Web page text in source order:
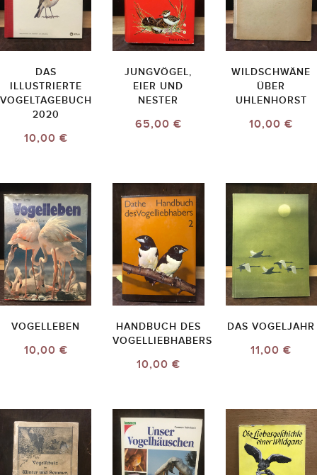
DAS
ILLUSTRIERTE
VOGELTAGEBUCH
2020
10,00 €
JUNGVÖGEL,
EIER UND
NESTER
65,00 €
WILDSCHWÄNE
ÜBER
UHLENHORST
10,00 €
VOGELLEBEN
10,00 €
HANDBUCH DES
VOGELLIEBHABERS
10,00 €
DAS VOGELJAHR
11,00 €